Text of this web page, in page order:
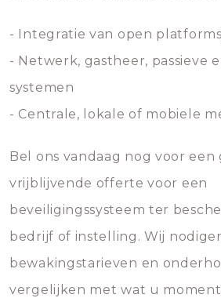
- Integratie van open
- Netwerk, gastheer, passieve
systemen
- Centrale, lokale of mobiele
Bel ons vandaag nog voor een
vrijblijvende offerte voor een
beveiligingssysteem ter
bedrijf of instelling. Wij
bewakingstarieven en
vergelijken met wat u